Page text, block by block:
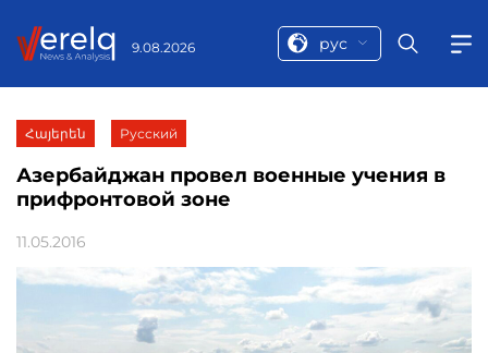
9.08.2026 рус
Հայերեն Русский
Азербайджан провел военные учения в
прифронтовой зоне
11.05.2016